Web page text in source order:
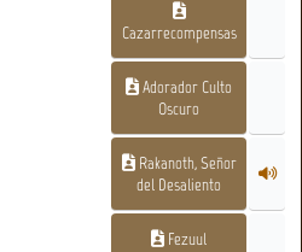
Cazarrecompensas
Adorador Culto
Oscuro
Rakanoth, Señor
del Desaliento
Fezuul